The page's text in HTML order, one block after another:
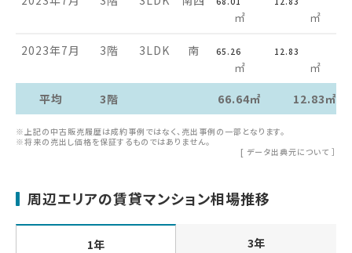
㎡ ㎡
2023年7月 3階 3LDK 南 65.26
㎡
12.83
㎡
平均
3階 66.64㎡ 12.83㎡
※上記の中古販売履歴は成約事例ではなく、売出事例の一部となります。
※将来の売出し価格を保証するものではありません。
[ データ出典元について ］
周辺エリアの賃貸マンション相場推移
1年 3年